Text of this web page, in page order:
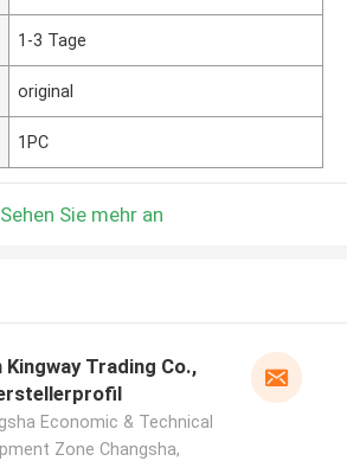
1-3 Tage
original
1PC
Sehen Sie mehr an
Kingway Trading Co.,
Economic & Technical
Zone Changsha,